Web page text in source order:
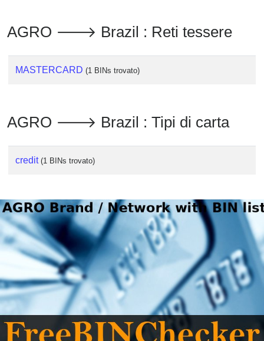
IP
Lookup
IP
BIN
Validator
AGRO 🡒 Brazil : Reti tessere
MASTERCARD (1 BINs trovato)
AGRO 🡒 Brazil : Tipi di carta
credit (1 BINs trovato)